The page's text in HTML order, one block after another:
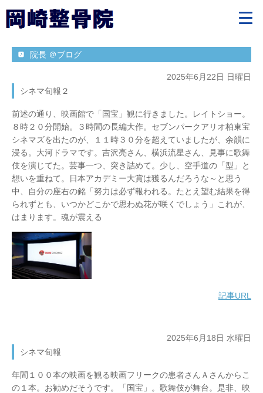
院長 ＠ブログ
2025年6月22日 日曜日
シネマ旬報２
前述の通り、映画館で「国宝」観に行きました。レイトショー。
８時２０分開始。３時間の長編大作。セブンパークアリオ柏東宝
シネマズを出たのが、１１時３０分を超えていましたが、余韻に
浸る。大河ドラマです。吉沢亮さん、横浜流星さん、見事に歌舞
伎を演じてた。芸事一つ、突き詰めて。少し、空手道の「型」と
想いを重ねて。日本アカデミー大賞は獲るんだろうな～と思う
中、自分の座右の銘「努力は必ず報われる。たとえ望む結果を得
られずとも、いつかどこかで思わぬ花が咲くでしょう」これが、
はまります。魂が震える
記事URL
2025年6月18日 水曜日
シネマ旬報
年間１００本の映画を観る映画フリークの患者さんＡさんからこ
の１本。お勧めだそうです。「国宝」。歌舞伎が舞台。是非、映